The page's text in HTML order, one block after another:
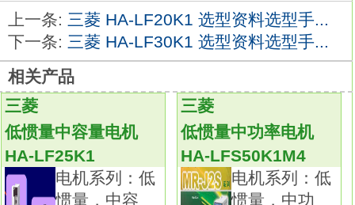
保护等级：IP55不包括穿轴部分和连接器。
特征：低惯量特别适用于普通工业机械高速电
机（6000或12000转/分）已有。
应用实例1：传动带驱动器、机器人。
应用实例2：装配机械、缝纫机、X-Y工作台
HA-LF25K1
应用实例3：食品制机械、半导体制造装置、编
织机和绣花机。
高分辨率的编码器131072p/rev（17位）。
上一条: 三菱 HA-LF20K1 选型资料选型手...
下一条: 三菱 HA-LF30K1 选型资料选型手...
相关产品
三菱
低惯量中容量电机
HA-LF25K1
电机系列：低
惯量，中容
三菱
低惯量中功率电机
HA-LFS50K1M4
电机系列：低
惯量，中功